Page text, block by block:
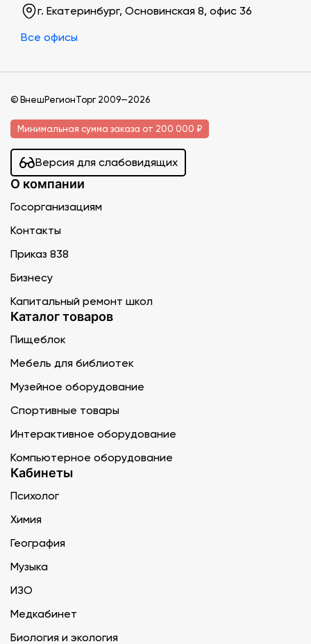
г. Екатеринбург, Основинская 8, офис 36
Все офисы
© ВнешРегионТорг 2009—2026
Минимальная сумма заказа от 200 000 ₽
Версия для слабовидящих
О компании
Госорганизациям
Контакты
Приказ 838
Бизнесу
Капитальный ремонт школ
Каталог товаров
Пищеблок
Мебель для библиотек
Музейное оборудование
Спортивные товары
Интерактивное оборудование
Компьютерное оборудование
Кабинеты
Психолог
Химия
География
Музыка
ИЗО
Медкабинет
Биология и экология